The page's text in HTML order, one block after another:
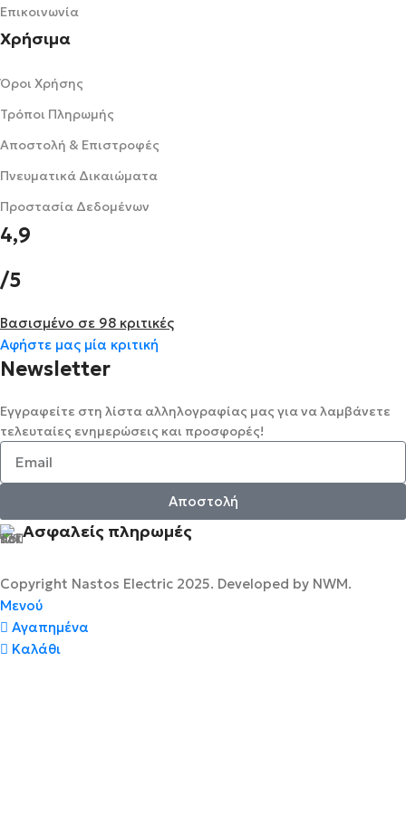
Επικοινωνία
Χρήσιμα
Όροι Χρήσης
Τρόποι Πληρωμής
Αποστολή & Επιστροφές
Πνευματικά Δικαιώματα
Προστασία Δεδομένων
4,9
/5
Βασισμένο σε 98 κριτικές
Αφήστε μας μία κριτική
Newsletter
Εγγραφείτε στη λίστα αλληλογραφίας μας για να λαμβάνετε
τελευταίες ενημερώσεις και προσφορές!
Αποστολή
Ασφαλείς πληρωμές
Copyright Nastos Electric 2025. Developed by NWM.
Μενού
Αγαπημένα
Καλάθι